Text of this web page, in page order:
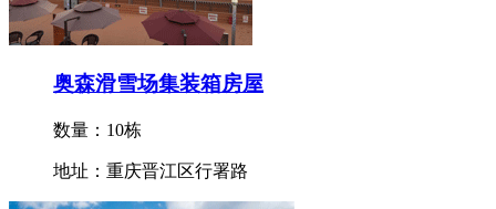
奥森滑雪场集装箱房屋
数量：10栋
地址：重庆晋江区行署路